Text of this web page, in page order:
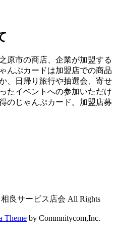
原市の商店、企業が加盟する
んぷカードは加盟店での商品
、日帰り旅行や抽選会、寄せ
たイベントへの参加いただけ
のじゃんぷカード。加盟店募
良サービス店会 All Rights
Theme by Commnitycom,Inc.